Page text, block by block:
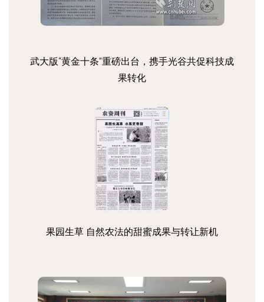
武大版“黄金十条”重磅出台，携手光谷共促科技成
果转化
果园生草 自然农法的甜蜜成果与转让新机